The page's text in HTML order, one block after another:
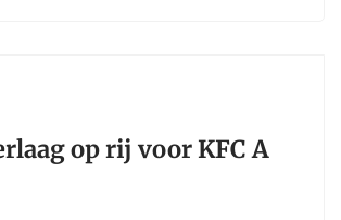
op rij voor KFC A